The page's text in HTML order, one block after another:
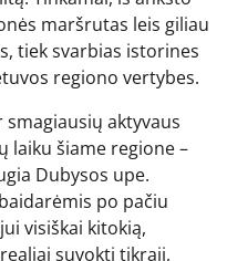
maršrutas leis giliau
tiek svarbias istorines
regiono vertybes.
aktyvaus
laiku šiame regione –
Dubysos upe.
po pačiu
visiškai kitokią,
suvokti tikrąjį,